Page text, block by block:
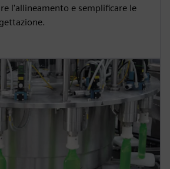
l'allineamento e semplificare le